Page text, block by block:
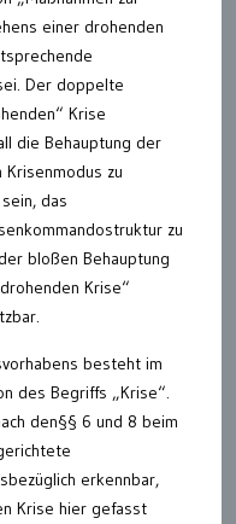
einer drohenden
Der doppelte
Krise
die Behauptung der
zu
das
zu
bloßen Behauptung
Krise“
besteht im
des Begriffs „Krise“.
den§§ 6 und 8 beim
erkennbar,
Krise hier gefasst